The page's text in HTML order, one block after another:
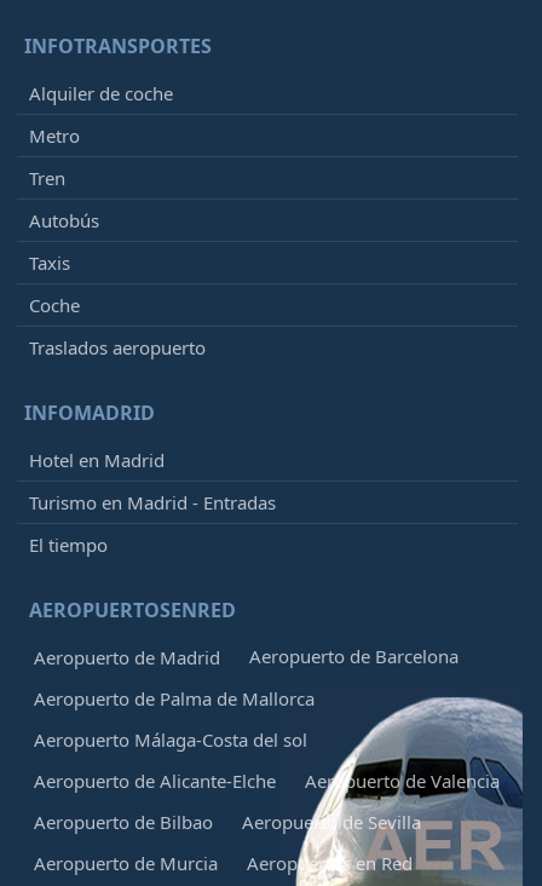
INFOTRANSPORTES
Alquiler de coche
Metro
Tren
Autobús
Taxis
Coche
Traslados aeropuerto
INFOMADRID
Hotel en Madrid
Turismo en Madrid - Entradas
El tiempo
AEROPUERTOSENRED
Aeropuerto de Madrid
Aeropuerto de Barcelona
Aeropuerto de Palma de Mallorca
Aeropuerto Málaga-Costa del sol
Aeropuerto de Alicante-Elche
Aeropuerto de Valencia
Aeropuerto de Bilbao
Aeropuerto de Sevilla
Aeropuerto de Murcia
Aeropuertos en Red